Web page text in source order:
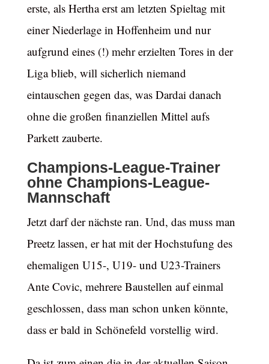
erste, als Hertha erst am letzten Spieltag mit
einer Niederlage in Hoffenheim und nur
aufgrund eines (!) mehr erzielten Tores in der
Liga blieb, will sicherlich niemand
eintauschen gegen das, was Dardai danach
ohne die großen finanziellen Mittel aufs
Parkett zauberte.
Champions-League-Trainer
ohne Champions-League-
Mannschaft
Jetzt darf der nächste ran. Und, das muss man
Preetz lassen, er hat mit der Hochstufung des
ehemaligen U15-, U19- und U23-Trainers
Ante Covic, mehrere Baustellen auf einmal
geschlossen, dass man schon unken könnte,
dass er bald in Schönefeld vorstellig wird.